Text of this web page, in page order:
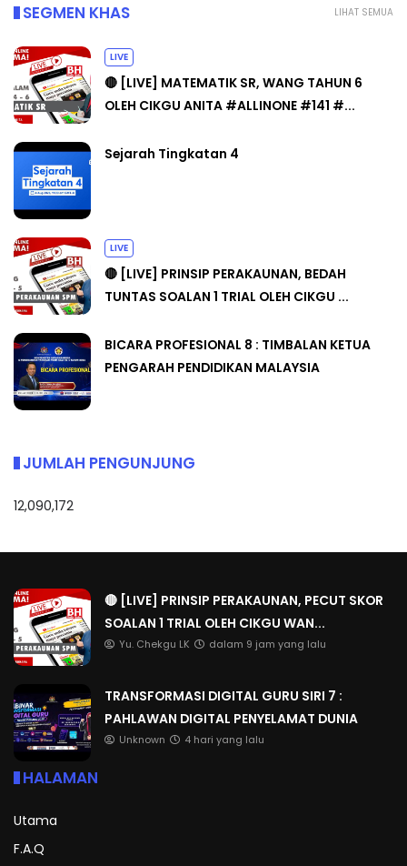
LIHAT SEMUA
SEGMEN KHAS
LIVE
🔴 [LIVE] MATEMATIK SR, WANG TAHUN 6
OLEH CIKGU ANITA #ALLINONE #141 #...
Sejarah Tingkatan 4
LIVE
🔴 [LIVE] PRINSIP PERAKAUNAN, BEDAH
TUNTAS SOALAN 1 TRIAL OLEH CIKGU ...
BICARA PROFESIONAL 8 : TIMBALAN KETUA
PENGARAH PENDIDIKAN MALAYSIA
JUMLAH PENGUNJUNG
12,090,172
🔴 [LIVE] PRINSIP PERAKAUNAN, PECUT SKOR
SOALAN 1 TRIAL OLEH CIKGU WAN...
Yu. Chekgu LK dalam 9 jam yang lalu
TRANSFORMASI DIGITAL GURU SIRI 7 :
PAHLAWAN DIGITAL PENYELAMAT DUNIA
Unknown 4 hari yang lalu
HALAMAN
Utama
F.A.Q